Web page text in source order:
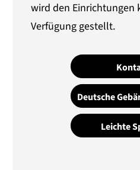
wird den Einrichtungen
Verfügung gestellt.
Deutsche
Leichte